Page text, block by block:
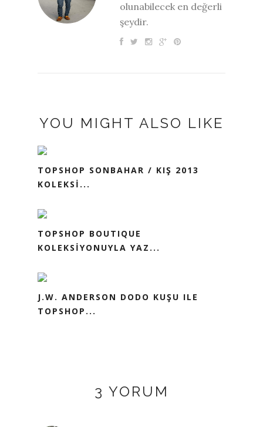
olunabilecek en değerli
şeydir.
YOU MIGHT ALSO LIKE
TOPSHOP SONBAHAR / KIŞ 2013
KOLEKSİ...
TOPSHOP BOUTIQUE
KOLEKSİYONUYLA YAZ...
J.W. ANDERSON DODO KUŞU ILE
TOPSHOP...
3 YORUM